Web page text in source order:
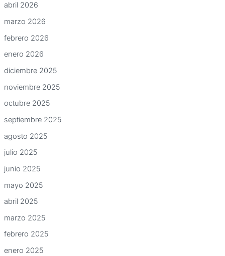
abril 2026
marzo 2026
febrero 2026
enero 2026
diciembre 2025
noviembre 2025
octubre 2025
septiembre 2025
agosto 2025
julio 2025
junio 2025
mayo 2025
abril 2025
marzo 2025
febrero 2025
enero 2025